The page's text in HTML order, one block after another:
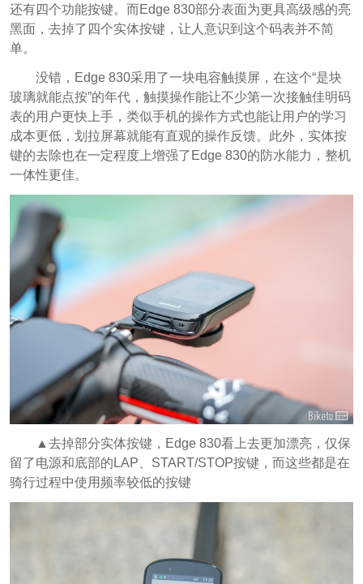
还有四个功能按键。而Edge 830部分表面为更具高级感的亮
黑面，去掉了四个实体按键，让人意识到这个码表并不简
单。
没错，Edge 830采用了一块电容触摸屏，在这个“是块
玻璃就能点按”的年代，触摸操作能让不少第一次接触佳明码
表的用户更快上手，类似手机的操作方式也能让用户的学习
成本更低，划拉屏幕就能有直观的操作反馈。此外，实体按
键的去除也在一定程度上增强了Edge 830的防水能力，整机
一体性更佳。
▲去掉部分实体按键，Edge 830看上去更加漂亮，仅保
留了电源和底部的LAP、START/STOP按键，而这些都是在
骑行过程中使用频率较低的按键